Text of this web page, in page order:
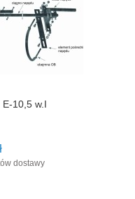
10,5 w.I
dostawy